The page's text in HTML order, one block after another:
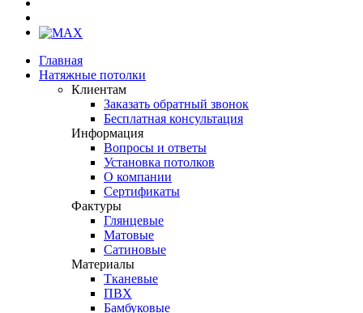
Главная
Натяжные потолки
Клиентам
Заказать обратный звонок
Бесплатная консультация
Информация
Вопросы и ответы
Установка потолков
О компании
Сертификаты
Фактуры
Глянцевые
Матовые
Сатиновые
Материалы
Тканевые
ПВХ
Бамбуковые